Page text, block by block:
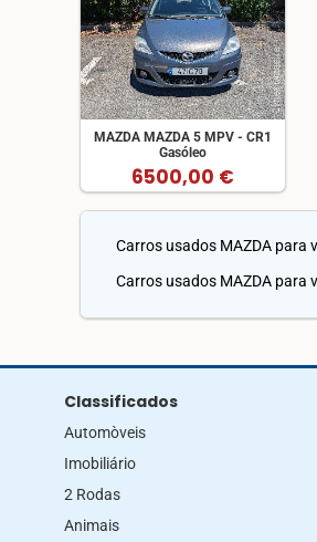
MAZDA MAZDA 5 MPV - CR1
Gasóleo
6500,00 €
Carros usados MAZDA para
Carros usados MAZDA para
Classificados
Automòveis
Imobiliário
2 Rodas
Animais